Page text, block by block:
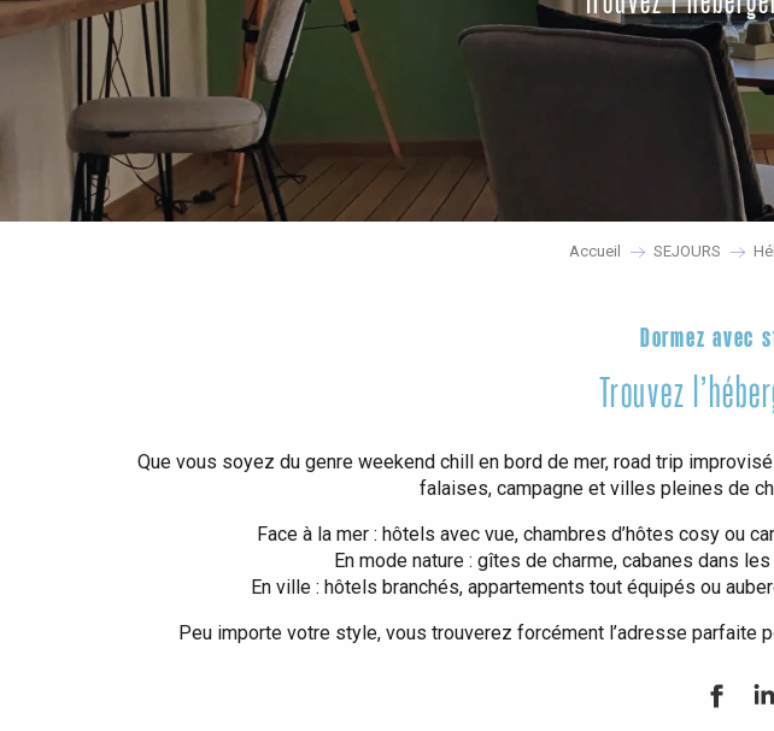
Tout l'agenda
Eté
Quand il pleut
Avec les enfants
Entre amis
Lieux branchés
Meilleurs brunch
Restaurants avec vue
Séjours en bord de
mer
Séjours en train
Séjours à vélo
Accueil SEJOURS
Dormez avec
Trouvez
Que vous soyez du genre weekend chill en bord de mer, road trip
falaises, campagne et villes pleines de
Face à la mer : hôtels avec vue, chambres d’hôtes cosy ou
En mode nature : gîtes de charme, cabanes dans
En ville : hôtels branchés, appartements tout équipés ou
Peu importe votre style, vous trouverez forcément l’adresse